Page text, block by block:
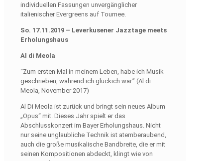
individuellen Fassungen unvergänglicher
italienischer Evergreens auf Tournee.
So. 17.11.2019 – Leverkusener Jazztage meets
Erholungshaus
Al di Meola
“Zum ersten Mal in meinem Leben, habe ich Musik
geschrieben, während ich glückich war.” (Al di
Meola, November 2017)
Al Di Meola ist zurück und bringt sein neues Album
„Opus“ mit. Dieses Jahr spielt er das
Abschlusskonzert im Bayer Erholungshaus. Nicht
nur seine unglaubliche Technik ist atemberaubend,
auch die große musikalische Bandbreite, die er mit
seinen Kompositionen abdeckt, klingt wie von